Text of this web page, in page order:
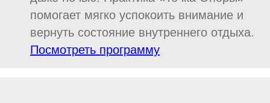
помогает мягко успокоить внимание и
вернуть состояние внутреннего отдыха.
Посмотреть программу